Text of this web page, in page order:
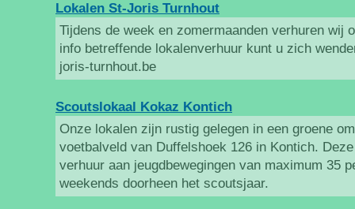
Lokalen St-Joris Turnhout
Tijdens de week en zomermaanden verhuren wij
info betreffende lokalenverhuur kunt u zich
joris-turnhout.be
Scoutslokaal Kokaz Kontich
Onze lokalen zijn rustig gelegen in een groene
voetbalveld van Duffelshoek 126 in Kontich.
verhuur aan jeugdbewegingen van maximum 35
weekends doorheen het scoutsjaar.